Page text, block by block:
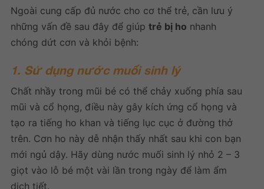
Ngoài cung cấp đủ nước cho cơ thể trẻ, cần lưu ý
những vấn đề sau đây để giúp trẻ bị ho nhanh
chóng dứt cơn và khỏi bệnh:
1. Sử dụng nước muối sinh lý
Chất nhầy trong mũi bé có thể chảy xuống phía sau
mũi và cổ họng, điều này gây kích ứng cổ họng và
tạo ra tiếng ho khan và tiếng lục cục ở đường thở
trên. Cơn ho này dễ nhận thấy nhất sau khi con bạn
mới ngủ dậy. Hãy dùng nước muối sinh lý nhỏ 2 – 3
giọt vào lỗ bé một vài lần trong ngày để làm ẩm
dịch tiết.